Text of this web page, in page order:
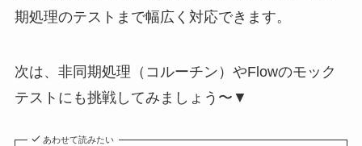
期処理のテストまで幅広く対応できます。
次は、非同期処理（コルーチン）やFlowのモック
テストにも挑戦してみましょう〜▼
あわせて読みたい